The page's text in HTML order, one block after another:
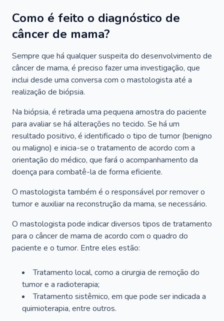
Como é feito o diagnóstico de
câncer de mama?
Sempre que há qualquer suspeita do desenvolvimento de
câncer de mama, é preciso fazer uma investigação, que
inclui desde uma conversa com o mastologista até a
realização de biópsia.
Na biópsia, é retirada uma pequena amostra do paciente
para avaliar se há alterações no tecido. Se há um
resultado positivo, é identificado o tipo de tumor (benigno
ou maligno) e inicia-se o tratamento de acordo com a
orientação do médico, que fará o acompanhamento da
doença para combatê-la de forma eficiente.
O mastologista também é o responsável por remover o
tumor e auxiliar na reconstrução da mama, se necessário.
O mastologista pode indicar diversos tipos de tratamento
para o câncer de mama de acordo com o quadro do
paciente e o tumor. Entre eles estão:
Tratamento local, como a cirurgia de remoção do
tumor e a radioterapia;
Tratamento sistêmico, em que pode ser indicada a
quimioterapia, entre outros.